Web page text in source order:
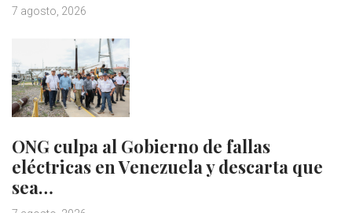
7 agosto, 2026
ONG culpa al Gobierno de fallas
eléctricas en Venezuela y descarta que
sea…